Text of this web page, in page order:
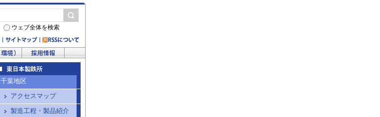
ウェブ全体を検索
千葉地区
アクセスマップ
製造工程・製品紹介